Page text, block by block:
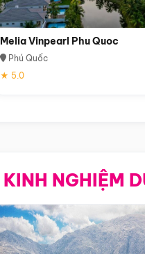
Melia Vinpearl Phu Quoc
Phú Quốc
★ 5.0
KINH NGHIỆM